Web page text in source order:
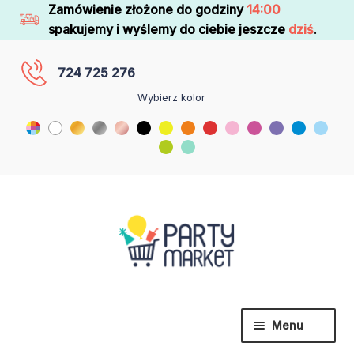
Zamówienie złożone do godziny 14:00
spakujemy i wyślemy do ciebie jeszcze dziś.
724 725 276
Wybierz kolor
Menu